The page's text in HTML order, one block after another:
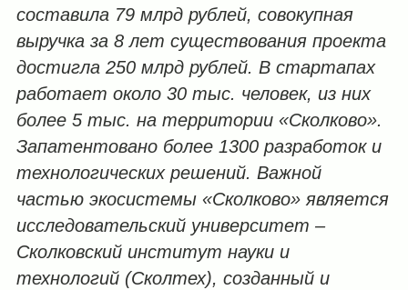
составила 79 млрд рублей, совокупная
выручка за 8 лет существования проекта
достигла 250 млрд рублей. В стартапах
работает около 30 тыс. человек, из них
более 5 тыс. на территории «Сколково».
Запатентовано более 1300 разработок и
технологических решений. Важной
частью экосистемы «Сколково» является
исследовательский университет –
Сколковский институт науки и
технологий (Сколтех), созданный и